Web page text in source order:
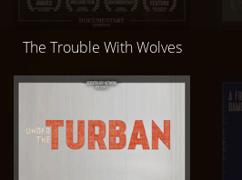
The Trouble With Wolves